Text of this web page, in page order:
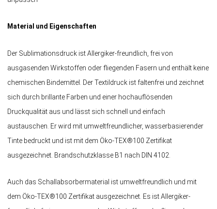
Material und Eigenschaften
Der Sublimationsdruck ist Allergiker-freundlich, frei von
ausgasenden Wirkstoffen oder fliegenden Fasern und enthält keine
chemischen Bindemittel. Der Textildruck ist faltenfrei und zeichnet
sich durch brillante Farben und einer hochauflösenden
Druckqualität aus und lässt sich schnell und einfach
austauschen. Er wird mit umweltfreundlicher, wasserbasierender
Tinte bedruckt und ist mit dem Öko-TEX®100 Zertifikat
ausgezeichnet. Brandschutzklasse B1 nach DIN 4102.
Auch das Schallabsorbermaterial ist umweltfreundlich und mit
dem Öko-TEX®100 Zertifikat ausgezeichnet. Es ist Allergiker-